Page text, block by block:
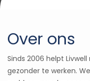
Over ons
Sinds 2006 helpt
gezonder te werken.